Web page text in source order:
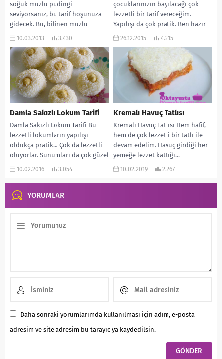
soğuk muzlu pudingi
seviyorsanız, bu tarif hoşunuza
gidecek. Bu, bilinen muzlu
pudingin glişmiş bir...
10.03.2013 3.430
çocuklarınızın bayılacağı çok
lezzetli bir tarif vereceğim.
Yapılışı da çok pratik. Ben hazır
kek yazdım...
26.12.2015 4.215
Damla Sakızlı Lokum Tarifi
Damla Sakızlı Lokum Tarifi Bu
lezzetli lokumların yapılışı
oldukça pratik… Çok da lezzetli
oluyorlar. Sunumları da çok güzel
oluyor. Damla...
10.02.2016 3.054
Kremalı Havuç Tatlısı
Kremalı Havuç Tatlısı Hem hafif,
hem de çok lezzetli bir tatlı ile
devam edelim. Havuç girdiği her
yemeğe lezzet kattığı...
10.02.2019 2.267
YORUMLAR
Daha sonraki yorumlarımda kullanılması için adım, e-posta
adresim ve site adresim bu tarayıcıya kaydedilsin.